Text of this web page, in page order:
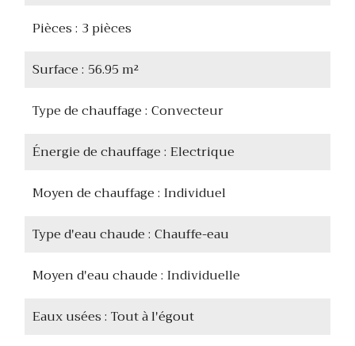
Pièces 3 pièces
Surface 56.95 m²
Type de chauffage Convecteur
Énergie de chauffage Electrique
Moyen de chauffage Individuel
Type d'eau chaude Chauffe-eau
Moyen d'eau chaude Individuelle
Eaux usées Tout à l'égout